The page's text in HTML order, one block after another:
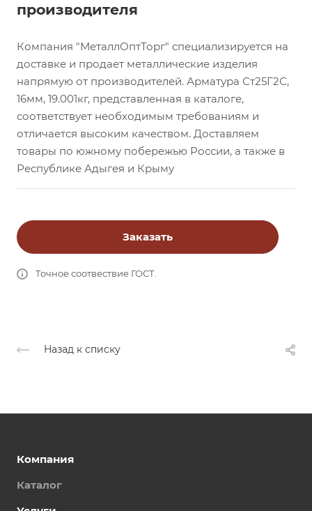
производителя
Компания "МеталлОптТорг" специализируется на
доставке и продает металлические изделия
напрямую от производителей. Арматура Ст25Г2С,
16мм, 19.001кг, представленная в каталоге,
соответствует необходимым требованиям и
отличается высоким качеством. Доставляем
товары по южному побережью России, а также в
Республике Адыгея и Крыму
Заказать
Точное соотвествие ГОСТ.
Назад к списку
Компания
Каталог